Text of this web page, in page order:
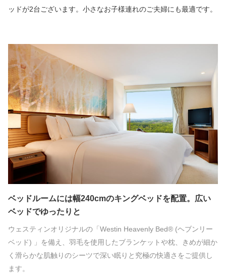
ッドが2台ございます。小さなお子様連れのご夫婦にも最適です。
ベッドルームには幅240cmのキングベッドを配置。広い
ベッドでゆったりと
ウェスティンオリジナルの「Westin Heavenly Bed® (ヘブンリー
ベッド) 」を備え、羽毛を使用したブランケットや枕、きめが細か
く滑らかな肌触りのシーツで深い眠りと究極の快適さをご提供し
ます。